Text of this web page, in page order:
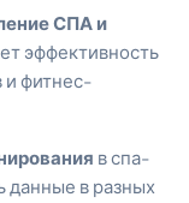
СПА и
эффективность
и фитнес-
в спа-
данные в разных